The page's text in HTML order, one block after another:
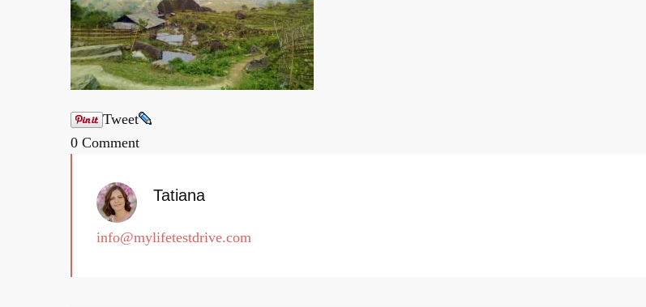
Tweet
0 Comment
Tatiana
info@mylifetestdrive.com